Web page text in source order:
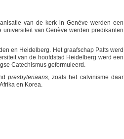
van de kerk in Genève werden een
van Genève werden predikanten
en Heidelberg. Het graafschap Palts werd
van de hoofdstad Heidelberg werd een
Catechismus geformuleerd.
presbyteriaans, zoals het calvinisme daar
en Korea.